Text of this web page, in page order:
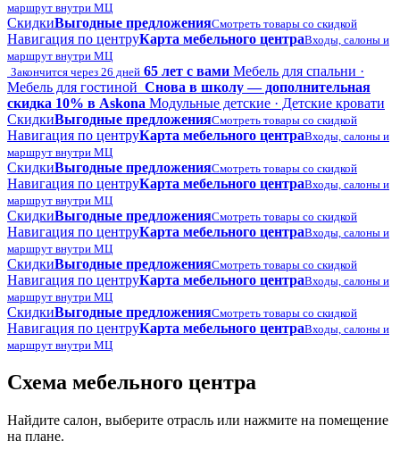
маршрут внутри МЦ
СкидкиВыгодные предложенияСмотреть товары со скидкой
Навигация по центруКарта мебельного центраВходы, салоны и
маршрут внутри МЦ
Закончится через 26 дней 65 лет с вами Мебель для спальни ·
Мебель для гостиной Снова в школу — дополнительная
скидка 10% в Askona Модульные детские · Детские кровати
СкидкиВыгодные предложенияСмотреть товары со скидкой
Навигация по центруКарта мебельного центраВходы, салоны и
маршрут внутри МЦ
СкидкиВыгодные предложенияСмотреть товары со скидкой
Навигация по центруКарта мебельного центраВходы, салоны и
маршрут внутри МЦ
СкидкиВыгодные предложенияСмотреть товары со скидкой
Навигация по центруКарта мебельного центраВходы, салоны и
маршрут внутри МЦ
СкидкиВыгодные предложенияСмотреть товары со скидкой
Навигация по центруКарта мебельного центраВходы, салоны и
маршрут внутри МЦ
СкидкиВыгодные предложенияСмотреть товары со скидкой
Навигация по центруКарта мебельного центраВходы, салоны и
маршрут внутри МЦ
Схема мебельного центра
Найдите салон, выберите отрасль или нажмите на помещение
на плане.